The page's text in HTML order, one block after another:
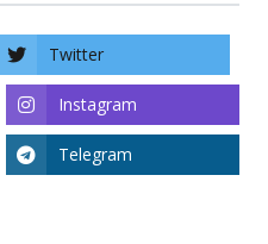
Twitter
Instagram
Telegram